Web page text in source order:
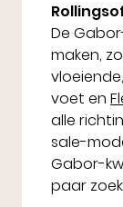
De
maken,
voet en
alle
sale-
Gabor-
paar